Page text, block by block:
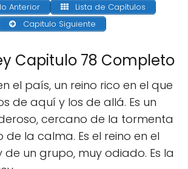
Anterior
Lista de Capítulos
Capitulo Siguiente
Capitulo 78 Completo
el país, un reino rico en el que
de aquí y los de allá. Es un
cercano de la tormenta
la calma. Es el reino en el
de un grupo, muy odiado. Es la